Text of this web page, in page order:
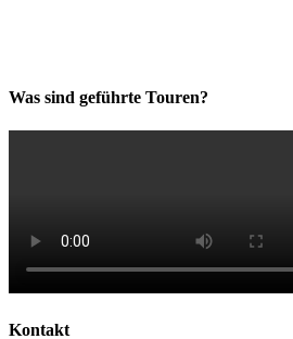
Was sind geführte Touren?
Kontakt